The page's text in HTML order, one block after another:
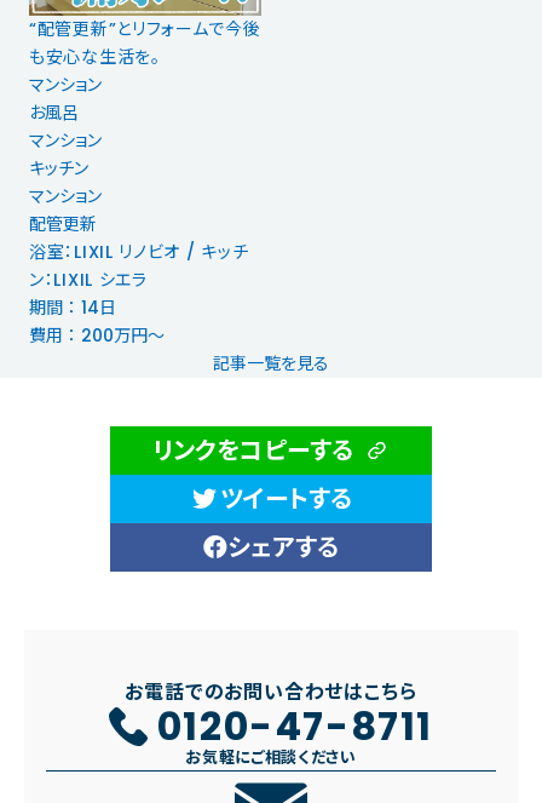
“配管更新”とリフォームで今後
も安心な生活を。
マンション
お風呂
マンション
キッチン
マンション
配管更新
浴室：LIXIL リノビオ / キッチ
ン：LIXIL シエラ
期間 ： 14日
費用 ： 200万円～
記事一覧を見る
リンクをコピーする
ツイートする
シェアする
お電話でのお問い合わせはこちら
0120-47-8711
お気軽にご相談ください